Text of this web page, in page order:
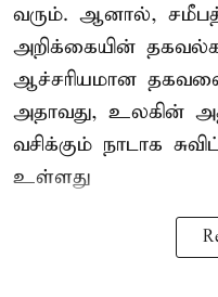
வரும். ஆனால்,
அறிக்கையின்
ஆச்சரியமான
அதாவது, உலகின்
வசிக்கும் நாடாக
உள்ளது